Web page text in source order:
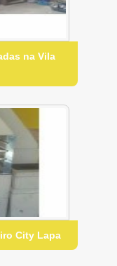
na Vila
City Lapa